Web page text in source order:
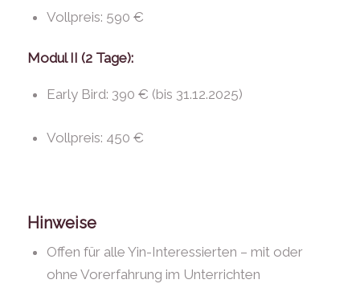
Vollpreis: 590 €
Modul II (2 Tage):
Early Bird: 390 € (bis 31.12.2025)
Vollpreis: 450 €
Hinweise
Offen für alle Yin-Interessierten – mit oder
ohne Vorerfahrung im Unterrichten